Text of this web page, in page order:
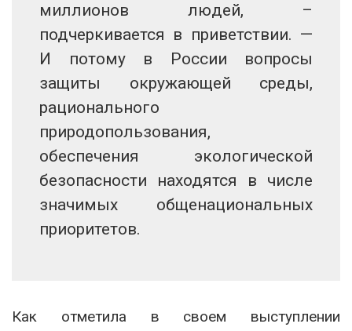
миллионов людей, –
подчеркивается в приветствии. —
И потому в России вопросы
защиты окружающей среды,
рационального
природопользования,
обеспечения экологической
безопасности находятся в числе
значимых общенациональных
приоритетов.
Как отметила в своем выступлении